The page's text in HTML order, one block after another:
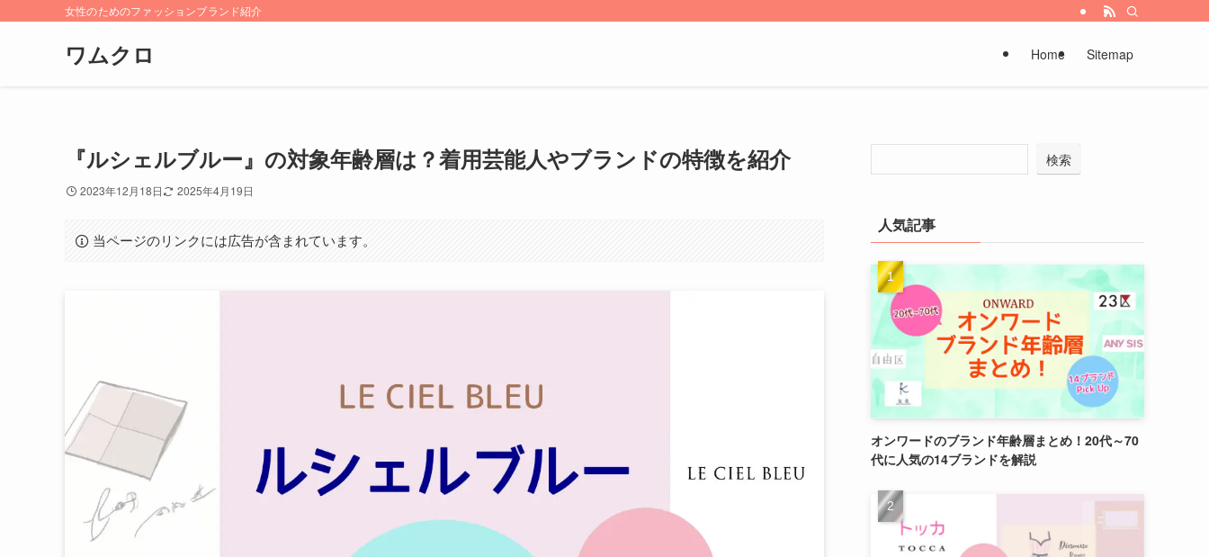
女性のためのファッションブランド紹介
ワムクロ Home Sitemap
『ルシェルブルー』の対象年齢層は？着用芸能人やブランドの特徴を紹介
2023年12月18日 2025年4月19日
当ページのリンクには広告が含まれています。
検索
人気記事
オンワードのブランド年齢層まとめ！20代～70
代に人気の14ブランドを解説